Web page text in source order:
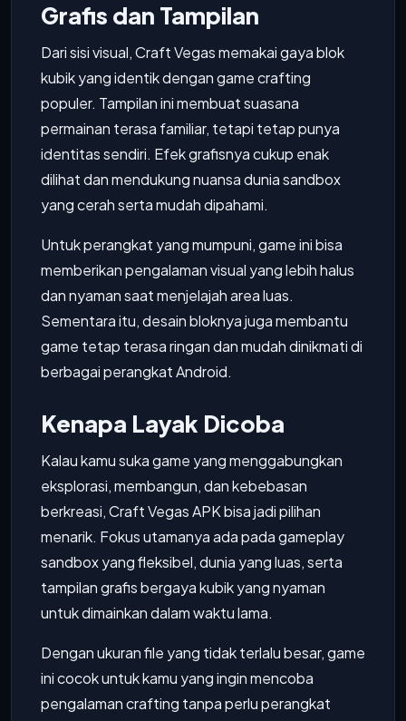
Grafis dan Tampilan
Dari sisi visual, Craft Vegas memakai gaya blok
kubik yang identik dengan game crafting
populer. Tampilan ini membuat suasana
permainan terasa familiar, tetapi tetap punya
identitas sendiri. Efek grafisnya cukup enak
dilihat dan mendukung nuansa dunia sandbox
yang cerah serta mudah dipahami.
Untuk perangkat yang mumpuni, game ini bisa
memberikan pengalaman visual yang lebih halus
dan nyaman saat menjelajah area luas.
Sementara itu, desain bloknya juga membantu
game tetap terasa ringan dan mudah dinikmati di
berbagai perangkat Android.
Kenapa Layak Dicoba
Kalau kamu suka game yang menggabungkan
eksplorasi, membangun, dan kebebasan
berkreasi, Craft Vegas APK bisa jadi pilihan
menarik. Fokus utamanya ada pada gameplay
sandbox yang fleksibel, dunia yang luas, serta
tampilan grafis bergaya kubik yang nyaman
untuk dimainkan dalam waktu lama.
Dengan ukuran file yang tidak terlalu besar, game
ini cocok untuk kamu yang ingin mencoba
pengalaman crafting tanpa perlu perangkat